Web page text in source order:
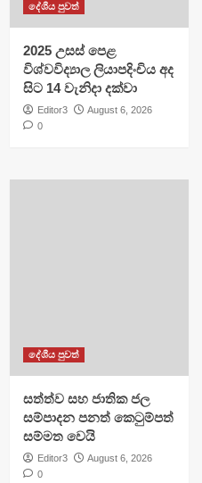
දේශීය පුවත්
​2025 උසස් පෙළ
විශ්වවිද්‍යාල ලියාපදිංචිය අද
සිට 14 වැනිදා දක්වා
Editor3
August 6, 2026
0
දේශීය පුවත්
සත්ත්ව සහ ජාතික ජල
සම්පාදන පනත් කෙටුම්පත්
සම්මත වෙයි
Editor3
August 6, 2026
0